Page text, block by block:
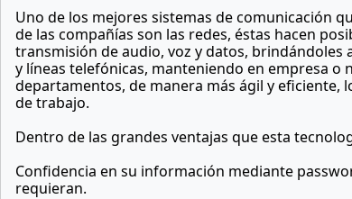
Uno de los mejores sistemas de comunicación
de las compañías son las redes, éstas hacen
transmisión de audio, voz y datos,
y líneas telefónicas, manteniendo en empresa
departamentos, de manera más ágil y
de trabajo.
Dentro de las grandes ventajas que esta
Confidencia en su información mediante
requieran.